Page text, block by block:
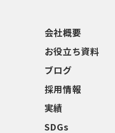
会社概要
お役⽴ち資料
ブログ
採⽤情報
実績
SDGs